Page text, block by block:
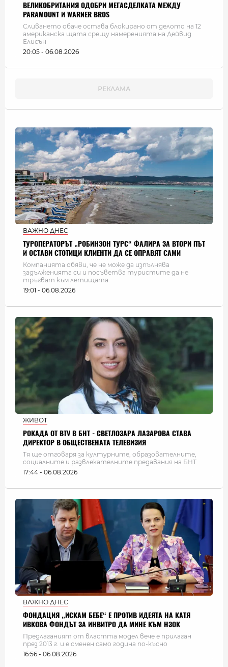
ВЕЛИКОБРИТАНИЯ ОДОБРИ МЕГАСДЕЛКАТА МЕЖДУ
PARAMOUNT И WARNER BROS
Сливането обаче остава блокирано от делото на 12
американска щата срещу намеренията на Дейвид
Елисън
20:05 - 06.08.2026
ВАЖНО ДНЕС
ТУРОПЕРАТОРЪТ „РОБИНЗОН ТУРС“ ФАЛИРА ЗА ВТОРИ ПЪТ
И ОСТАВИ СТОТИЦИ КЛИЕНТИ ДА СЕ ОПРАВЯТ САМИ
Компанията обяви, че не може да изпълнява
задълженията си и посъветва туристите да не
тръгват към летищата
19:01 - 06.08.2026
ЖИВОТ
РОКАДА ОТ BTV В БНТ - СВЕТЛОЗАРА ЛАЗАРОВА СТАВА
ДИРЕКТОР В ОБЩЕСТВЕНАТА ТЕЛЕВИЗИЯ
Тя ще отговаря за културните, образователните,
социалните и развлекателните предавания на БНТ
17:44 - 06.08.2026
ВАЖНО ДНЕС
ФОНДАЦИЯ „ИСКАМ БЕБЕ“ Е ПРОТИВ ИДЕЯТА НА КАТЯ
ИВКОВА ФОНДЪТ ЗА ИНВИТРО ДА МИНЕ КЪМ НЗОК
Предлаганият от властта модел вече е прилаган
през 2013 г. и е сменен само година по-късно
16:56 - 06.08.2026